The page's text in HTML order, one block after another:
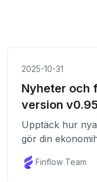
2025-10-31
Nyheter och
version v0.95
Upptäck hur
gör din
Finflow Team